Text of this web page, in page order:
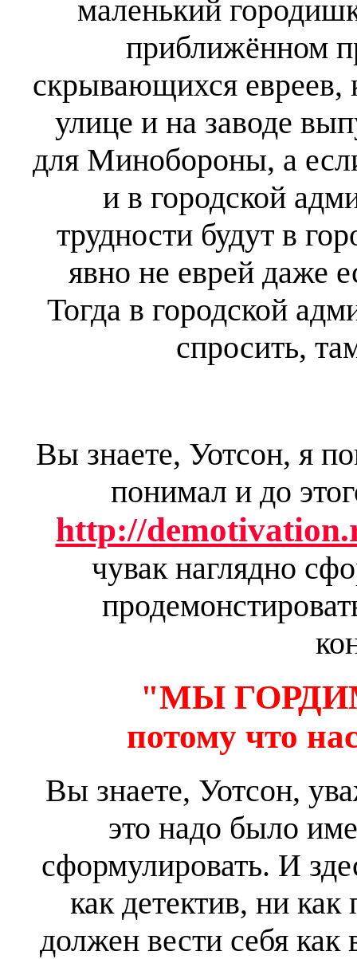
маленький
приближённом
скрывающихся евреев,
улице и на заводе
для Минобороны, а
и в городской
трудности будут в
явно не еврей даже
Тогда в городской
спросить,
Вы знаете, Уотсон, я
понимал и до
http://
чувак наглядно
"МЫ
потому что
Вы знаете, Уотсон,
это надо было
сформулировать. И
как детектив, ни
должен вести себя